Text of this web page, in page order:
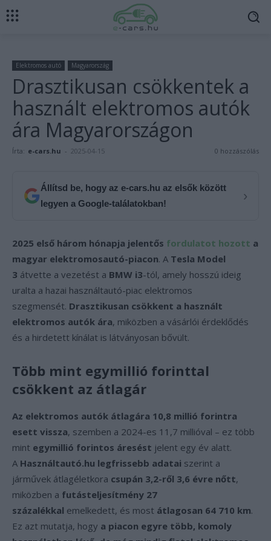
Elektromos autó Magyarország
Drasztikusan csökkentek a
használt elektromos autók
ára Magyarországon
Írta: e-cars.hu - 2025-04-15 0 hozzászólás
Állítsd be, hogy az e-cars.hu az elsők között
legyen a Google-találatokban!
›
2025 első három hónapja jelentős fordulatot hozott a
magyar elektromosautó-piacon. A Tesla Model
3 átvette a vezetést a BMW i3-tól, amely hosszú ideig
uralta a hazai használtautó-piac elektromos
szegmensét. Drasztikusan csökkent a használt
elektromos autók ára, miközben a vásárlói érdeklődés
és a hirdetett kínálat is látványosan bővült.
Több mint egymillió forinttal
csökkent az átlagár
Az elektromos autók átlagára 10,8 millió forintra
esett vissza, szemben a 2024-es 11,7 millióval – ez több
mint egymillió forintos áresést jelent egy év alatt.
A Használtautó.hu legfrissebb adatai szerint a
járművek átlagéletkora csupán 3,2-ről 3,6 évre nőtt,
miközben a futásteljesítmény 27
százalékkal emelkedett, és most átlagosan 64 710 km.
Ez azt mutatja, hogy a piacon egyre több, komoly